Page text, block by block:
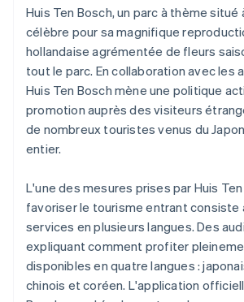
Huis Ten Bosch, un parc à thème situé
célèbre pour sa magnifique
hollandaise agrémentée de fleurs
tout le parc. En collaboration avec les
Huis Ten Bosch mène une politique
promotion auprès des visiteurs
de nombreux touristes venus du
entier.
L'une des mesures prises par Huis
favoriser le tourisme entrant consiste
services en plusieurs langues. Des
expliquant comment profiter
disponibles en quatre langues :
chinois et coréen. L'application